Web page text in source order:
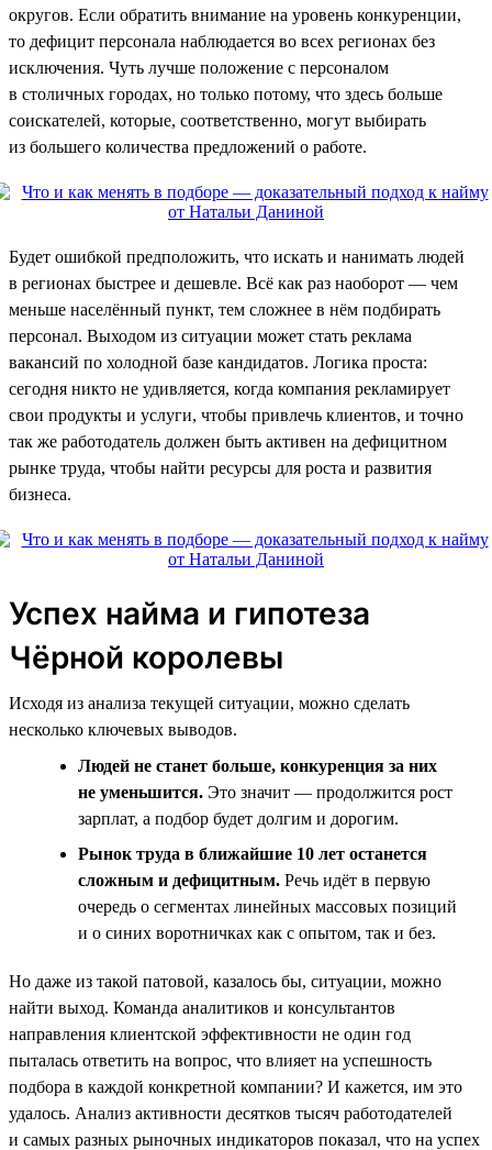
округов. Если обратить внимание на уровень конкуренции,
то дефицит персонала наблюдается во всех регионах без
исключения. Чуть лучше положение с персоналом
в столичных городах, но только потому, что здесь больше
соискателей, которые, соответственно, могут выбирать
из большего количества предложений о работе.
Будет ошибкой предположить, что искать и нанимать людей
в регионах быстрее и дешевле. Всё как раз наоборот — чем
меньше населённый пункт, тем сложнее в нём подбирать
персонал. Выходом из ситуации может стать реклама
вакансий по холодной базе кандидатов. Логика проста:
сегодня никто не удивляется, когда компания рекламирует
свои продукты и услуги, чтобы привлечь клиентов, и точно
так же работодатель должен быть активен на дефицитном
рынке труда, чтобы найти ресурсы для роста и развития
бизнеса.
Успех найма и гипотеза
Чёрной королевы
Исходя из анализа текущей ситуации, можно сделать
несколько ключевых выводов.
Людей не станет больше, конкуренция за них
не уменьшится. Это значит — продолжится рост
зарплат, а подбор будет долгим и дорогим.
Рынок труда в ближайшие 10 лет останется
сложным и дефицитным. Речь идёт в первую
очередь о сегментах линейных массовых позиций
и о синих воротничках как с опытом, так и без.
Но даже из такой патовой, казалось бы, ситуации, можно
найти выход. Команда аналитиков и консультантов
направления клиентской эффективности не один год
пыталась ответить на вопрос, что влияет на успешность
подбора в каждой конкретной компании? И кажется, им это
удалось. Анализ активности десятков тысяч работодателей
и самых разных рыночных индикаторов показал, что на успех